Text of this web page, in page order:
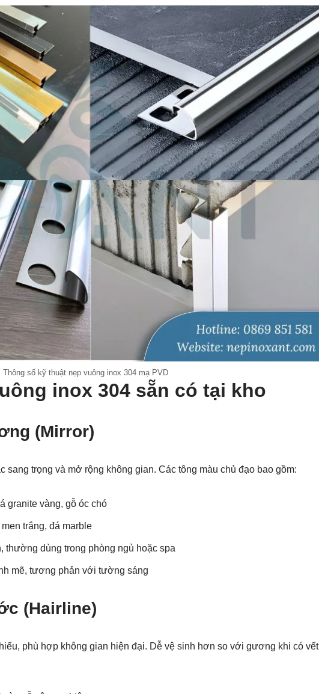
Thông số kỹ thuật nẹp vuông inox 304 mạ PVD
inox 304 sẵn có tại kho
(Mirror)
sang trọng và mở rộng không gian. Các tông màu chủ đạo bao gồm:
granite vàng, gỗ óc chó
trắng, đá marble
thường dùng trong phòng ngủ hoặc spa
mẽ, tương phản với tường sáng
(Hairline)
phù hợp không gian hiện đại. Dễ vệ sinh hơn so với gương khi có vết